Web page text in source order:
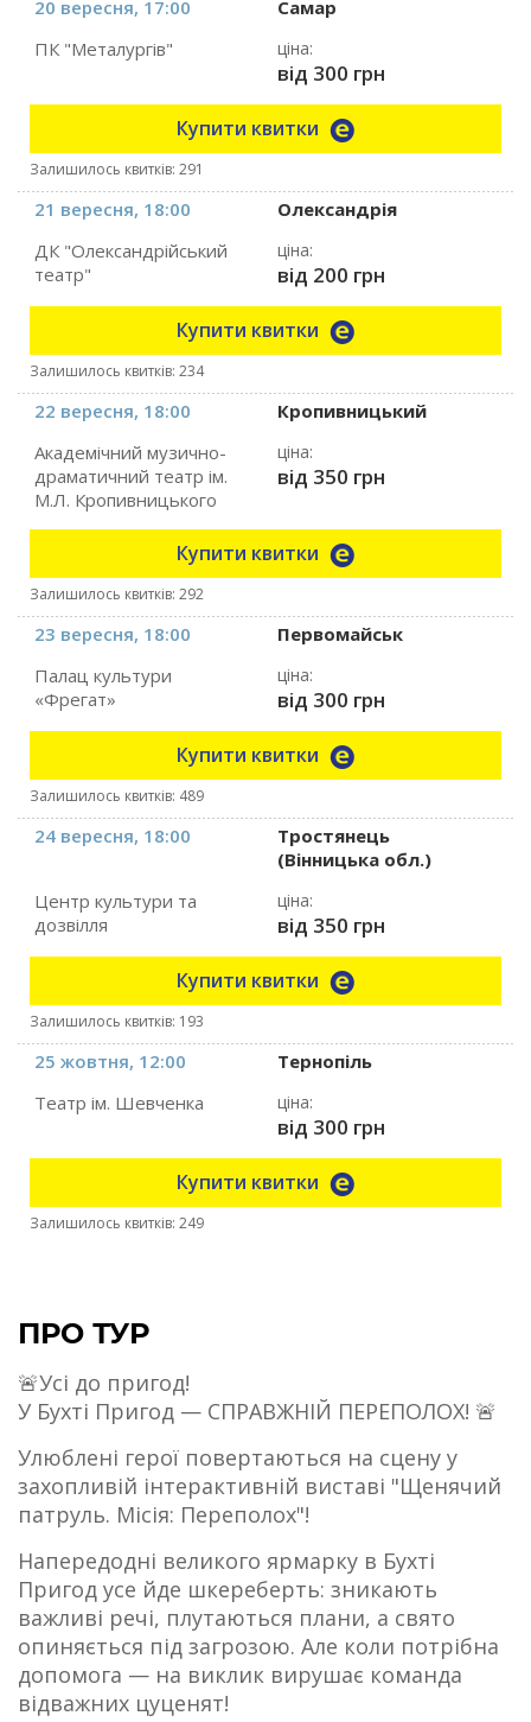
20 вересня, 17:00
Самар
ПК "Металургів"
ціна:
від 300 грн
Купити квитки
Залишилось квитків: 291
21 вересня, 18:00
Олександрія
ДК "Олександрійський
театр"
ціна:
від 200 грн
Купити квитки
Залишилось квитків: 234
22 вересня, 18:00
Кропивницький
Академічний музично-
драматичний театр ім.
М.Л. Кропивницького
ціна:
від 350 грн
Купити квитки
Залишилось квитків: 292
23 вересня, 18:00
Первомайськ
Палац культури
«Фрегат»
ціна:
від 300 грн
Купити квитки
Залишилось квитків: 489
24 вересня, 18:00
Тростянець
(Вінницька обл.)
Центр культури та
дозвілля
ціна:
від 350 грн
Купити квитки
Залишилось квитків: 193
25 жовтня, 12:00
Тернопіль
Театр ім. Шевченка
ціна:
від 300 грн
Купити квитки
Залишилось квитків: 249
ПРО ТУР
🚨Усі до пригод!
У Бухті Пригод — СПРАВЖНІЙ ПЕРЕПОЛОХ! 🚨
Улюблені герої повертаються на сцену у
захопливій інтерактивній виставі "Щенячий
патруль. Місія: Переполох"!
Напередодні великого ярмарку в Бухті
Пригод усе йде шкереберть: зникають
важливі речі, плутаються плани, а свято
опиняється під загрозою. Але коли потрібна
допомога — на виклик вирушає команда
відважних цуценят!